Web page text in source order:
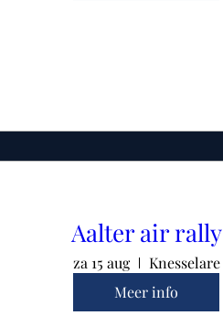
Aalter air rally
za 15 aug
Knesselare
Meer info